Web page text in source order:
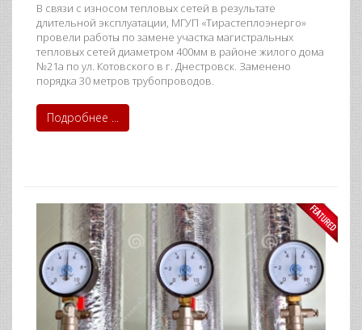
В связи с износом тепловых сетей в результате
длительной эксплуатации, МГУП «Тирастеплоэнерго»
провели работы по замене участка магистральных
тепловых сетей диаметром 400мм в районе жилого дома
№21а по ул. Котовского в г. Днестровск. Заменено
порядка 30 метров трубопроводов.
Подробнее ...